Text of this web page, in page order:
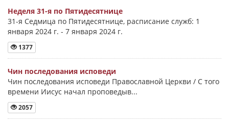
Неделя 31-я по Пятидесятнице
31-я Седмица по Пятидесятнице, расписание служб: 1
января 2024 г. - 7 января 2024 г.
1377
Чин последования исповеди
Чин последования исповеди Православной Церкви / С того
времени Иисус начал проповедыв...
2057